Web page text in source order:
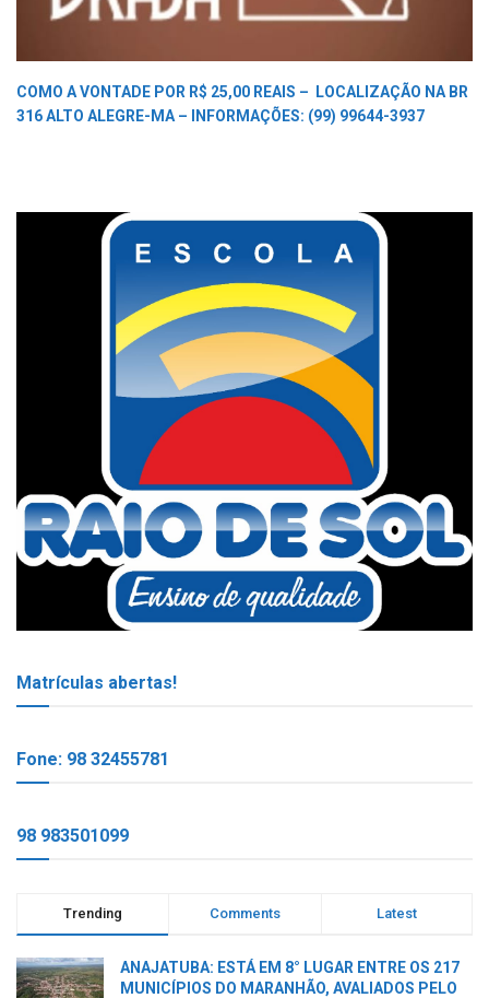
COMO A VONTADE POR R$ 25,00 REAIS –
LOCALIZAÇÃO NA BR
316 ALTO ALEGRE-MA –
INFORMAÇÕES: (99) 99644-3937
Matrículas abertas!
Fone: 98 32455781
98 983501099
Trending Comments Latest
ANAJATUBA: ESTÁ EM 8° LUGAR ENTRE OS 217
MUNICÍPIOS DO MARANHÃO, AVALIADOS PELO